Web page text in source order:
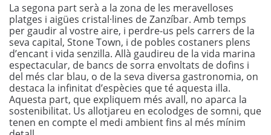
La segona part serà a la zona de les meravelloses
platges i aigües cristal·lines de Zanzíbar. Amb temps
per gaudir al vostre aire, i perdre-us pels carrers de la
seva capital, Stone Town, i de pobles costaners plens
d’encant i vida senzilla. Allà gaudireu de la vida marina
espectacular, de bancs de sorra envoltats de dofins i
del més clar blau, o de la seva diversa gastronomia, on
destaca la infinitat d’espècies que té aquesta illa.
Aquesta part, que expliquem més avall, no aparca la
sostenibilitat. Us allotjareu en ecolodges de somni, que
tenen en compte el medi ambient fins al més mínim